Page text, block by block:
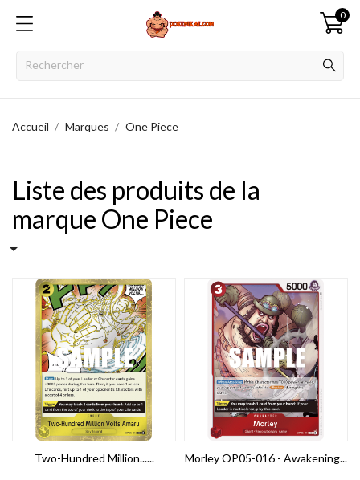
0
Accueil Marques One Piece
Liste des produits de la
marque One Piece

Two-Hundred Million...... Morley OP05-016 - Awakening...